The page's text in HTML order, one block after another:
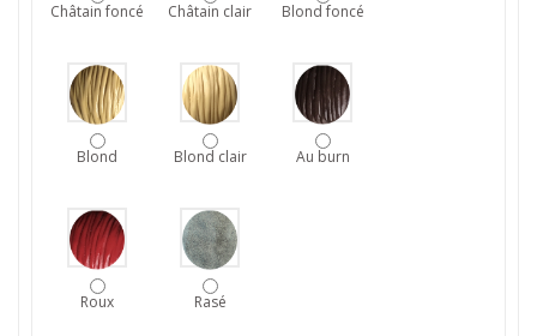
Châtain foncé Châtain clair Blond foncé
Blond Blond clair Au burn
Roux Rasé